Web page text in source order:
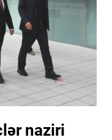
naziri